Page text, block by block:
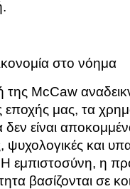
στο νόημα
της McCaw
εποχής μας, τα
είναι
ψυχολογικές και
εμπιστοσύνη, η
βασίζονται σε